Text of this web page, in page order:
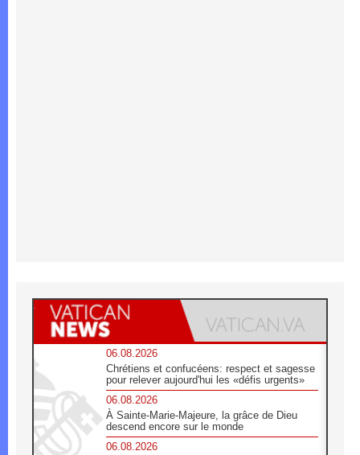
06.08.2026
Chrétiens et confucéens: respect et sagesse
pour relever aujourd'hui les «défis urgents»
06.08.2026
À Sainte-Marie-Majeure, la grâce de Dieu
descend encore sur le monde
06.08.2026